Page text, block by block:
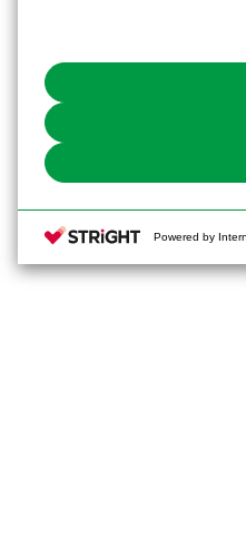
the use of all Cookies except
You can change your consent
Powered by